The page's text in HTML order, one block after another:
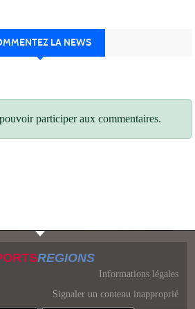
LA NEWS
participer aux commentaires.
REGIONS
Informations légales
Signaler un contenu inapproprié